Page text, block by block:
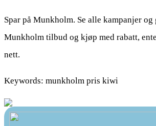
Spar på Munkholm. Se alle kampanjer og
Munkholm tilbud og kjøp med rabatt,
nett.
Keywords: munkholm pris kiwi